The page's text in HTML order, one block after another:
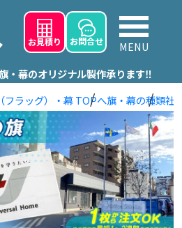
お見積り お問合せ
MENU
・幕のオリジナル製作承ります‼
フラッグ）・幕 TOPへ旗・幕の種類社